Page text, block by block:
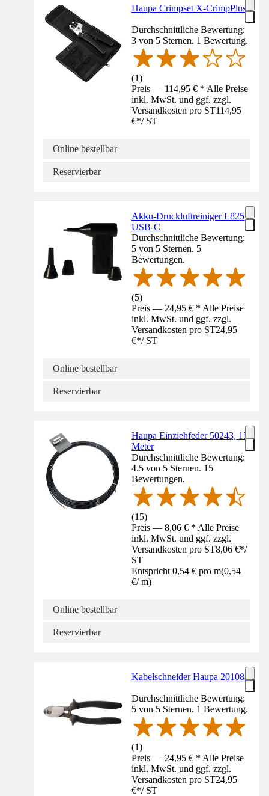
Haupa Crimpset X-CrimpPlus
Durchschnittliche Bewertung:
3 von 5 Sternen. 1 Bewertung.
(1)
Preis — 114,95 € * Alle Preise
inkl. MwSt. und ggf. zzgl.
Versandkosten pro ST114,95
€*/ ST
Online bestellbar
Reservierbar
Akku-Druckluftreiniger L825
USB-C
Durchschnittliche Bewertung:
5 von 5 Sternen. 5
Bewertungen.
(5)
Preis — 24,95 € * Alle Preise
inkl. MwSt. und ggf. zzgl.
Versandkosten pro ST24,95
€*/ ST
Online bestellbar
Reservierbar
Haupa Einziehfeder 50243, 15
Meter
Durchschnittliche Bewertung:
4.5 von 5 Sternen. 15
Bewertungen.
(15)
Preis — 8,06 € * Alle Preise
inkl. MwSt. und ggf. zzgl.
Versandkosten pro ST8,06 €*/
ST
Entspricht 0,54 € pro m(0,54
€/ m)
Online bestellbar
Reservierbar
Kabelschneider Haupa 201088
Durchschnittliche Bewertung:
5 von 5 Sternen. 1 Bewertung.
(1)
Preis — 24,95 € * Alle Preise
inkl. MwSt. und ggf. zzgl.
Versandkosten pro ST24,95
€*/ ST